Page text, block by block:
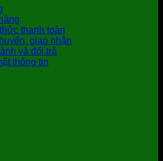
thanh toán
giao nhận
và đổi trả
thông tin